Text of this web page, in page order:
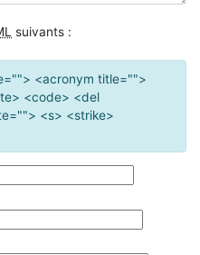
suivants :
<acronym title="">
<code> <del
<s> <strike>